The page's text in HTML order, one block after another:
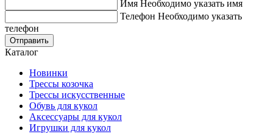
Имя Необходимо указать имя
Телефон Необходимо указать
телефон
Отправить
Каталог
Новинки
Трессы козочка
Трессы искусственные
Обувь для кукол
Аксессуары для кукол
Игрушки для кукол